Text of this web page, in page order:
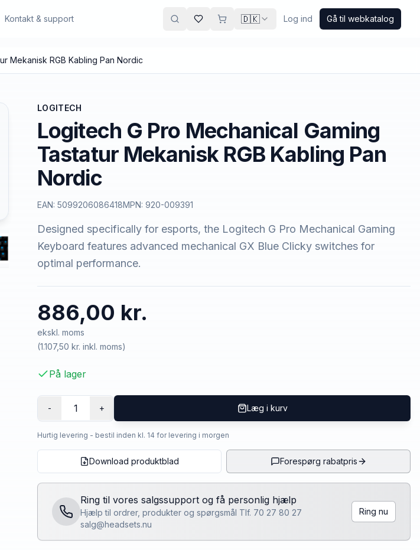
Kontakt & support 🇩🇰 Log ind Gå til webkatalog
Mekanisk RGB Kabling Pan Nordic
LOGITECH
Logitech G Pro Mechanical Gaming
Tastatur Mekanisk RGB Kabling Pan
Nordic
EAN: 5099206086418MPN: 920-009391
Designed specifically for esports, the Logitech G Pro Mechanical Gaming
Keyboard features advanced mechanical GX Blue Clicky switches for
optimal performance.
886,00 kr.
ekskl. moms
(1.107,50 kr. inkl. moms)
På lager
- 1 + Læg i kurv
Hurtig levering - bestil inden kl. 14 for levering i morgen
Download produktblad Forespørg rabatpris
Ring til vores salgssupport og få personlig hjælp
Hjælp til ordrer, produkter og spørgsmål Tlf. 70 27 80 27
salg@headsets.nu
Ring nu